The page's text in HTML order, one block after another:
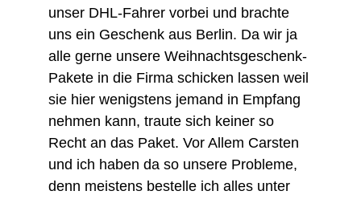
unser DHL-Fahrer vorbei und brachte
uns ein Geschenk aus Berlin. Da wir ja
alle gerne unsere Weihnachtsgeschenk-
Pakete in die Firma schicken lassen weil
sie hier wenigstens jemand in Empfang
nehmen kann, traute sich keiner so
Recht an das Paket. Vor Allem Carsten
und ich haben da so unsere Probleme,
denn meistens bestelle ich alles unter